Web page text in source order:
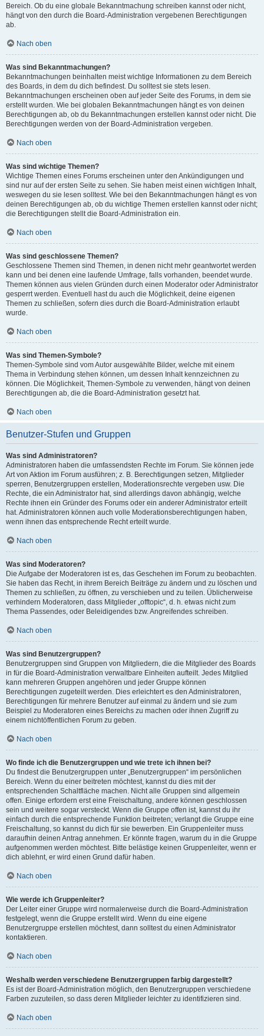
Bereich. Ob du eine globale Bekanntmachung schreiben kannst oder nicht,
hängt von den durch die Board-Administration vergebenen Berechtigungen
ab.
Nach oben
Was sind Bekanntmachungen?
Bekanntmachungen beinhalten meist wichtige Informationen zu dem Bereich
des Boards, in dem du dich befindest. Du solltest sie stets lesen.
Bekanntmachungen erscheinen oben auf jeder Seite des Forums, in dem sie
erstellt wurden. Wie bei globalen Bekanntmachungen hängt es von deinen
Berechtigungen ab, ob du Bekanntmachungen erstellen kannst oder nicht. Die
Berechtigungen werden von der Board-Administration vergeben.
Nach oben
Was sind wichtige Themen?
Wichtige Themen eines Forums erscheinen unter den Ankündigungen und
sind nur auf der ersten Seite zu sehen. Sie haben meist einen wichtigen Inhalt,
weswegen du sie lesen solltest. Wie bei den Bekanntmachungen hängt es von
deinen Berechtigungen ab, ob du wichtige Themen erstellen kannst oder nicht;
die Berechtigungen stellt die Board-Administration ein.
Nach oben
Was sind geschlossene Themen?
Geschlossene Themen sind Themen, in denen nicht mehr geantwortet werden
kann und bei denen eine laufende Umfrage, falls vorhanden, beendet wurde.
Themen können aus vielen Gründen durch einen Moderator oder Administrator
gesperrt werden. Eventuell hast du auch die Möglichkeit, deine eigenen
Themen zu schließen, sofern dies durch die Board-Administration erlaubt
wurde.
Nach oben
Was sind Themen-Symbole?
Themen-Symbole sind vom Autor ausgewählte Bilder, welche mit einem
Thema in Verbindung stehen können, um dessen Inhalt kennzeichnen zu
können. Die Möglichkeit, Themen-Symbole zu verwenden, hängt von deinen
Berechtigungen ab, die die Board-Administration gesetzt hat.
Nach oben
Benutzer-Stufen und Gruppen
Was sind Administratoren?
Administratoren haben die umfassendsten Rechte im Forum. Sie können jede
Art von Aktion im Forum ausführen; z. B. Berechtigungen setzen, Mitglieder
sperren, Benutzergruppen erstellen, Moderationsrechte vergeben usw. Die
Rechte, die ein Administrator hat, sind allerdings davon abhängig, welche
Rechte ihnen ein Gründer des Forums oder ein anderer Administrator erteilt
hat. Administratoren können auch volle Moderationsberechtigungen haben,
wenn ihnen das entsprechende Recht erteilt wurde.
Nach oben
Was sind Moderatoren?
Die Aufgabe der Moderatoren ist es, das Geschehen im Forum zu beobachten.
Sie haben das Recht, in ihrem Bereich Beiträge zu ändern und zu löschen und
Themen zu schließen, zu öffnen, zu verschieben und zu teilen. Üblicherweise
verhindern Moderatoren, dass Mitglieder „offtopic“, d. h. etwas nicht zum
Thema Passendes, oder Beleidigendes bzw. Angreifendes schreiben.
Nach oben
Was sind Benutzergruppen?
Benutzergruppen sind Gruppen von Mitgliedern, die die Mitglieder des Boards
in für die Board-Administration verwaltbare Einheiten aufteilt. Jedes Mitglied
kann mehreren Gruppen angehören und jeder Gruppe können
Berechtigungen zugeteilt werden. Dies erleichtert es den Administratoren,
Berechtigungen für mehrere Benutzer auf einmal zu ändern und sie zum
Beispiel zu Moderatoren eines Bereichs zu machen oder ihnen Zugriff zu
einem nichtöffentlichen Forum zu geben.
Nach oben
Wo finde ich die Benutzergruppen und wie trete ich ihnen bei?
Du findest die Benutzergruppen unter „Benutzergruppen“ im persönlichen
Bereich. Wenn du einer beitreten möchtest, kannst du dies mit der
entsprechenden Schaltfläche machen. Nicht alle Gruppen sind allgemein
offen. Einige erfordern erst eine Freischaltung, andere können geschlossen
sein und weitere sogar versteckt. Wenn die Gruppe offen ist, kannst du ihr
einfach durch die entsprechende Funktion beitreten; verlangt die Gruppe eine
Freischaltung, so kannst du dich für sie bewerben. Ein Gruppenleiter muss
daraufhin deinen Antrag annehmen. Er könnte fragen, warum du in die Gruppe
aufgenommen werden möchtest. Bitte belästige keinen Gruppenleiter, wenn er
dich ablehnt, er wird einen Grund dafür haben.
Nach oben
Wie werde ich Gruppenleiter?
Der Leiter einer Gruppe wird normalerweise durch die Board-Administration
festgelegt, wenn die Gruppe erstellt wird. Wenn du eine eigene
Benutzergruppe erstellen möchtest, dann solltest du einen Administrator
kontaktieren.
Nach oben
Weshalb werden verschiedene Benutzergruppen farbig dargestellt?
Es ist der Board-Administration möglich, den Benutzergruppen verschiedene
Farben zuzuteilen, so dass deren Mitglieder leichter zu identifizieren sind.
Nach oben